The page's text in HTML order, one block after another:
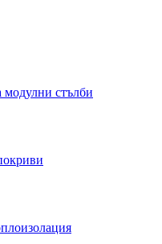
модулни стълби